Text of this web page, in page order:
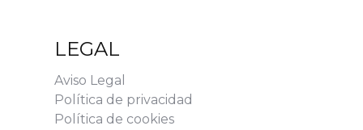
LEGAL
Aviso Legal
Política de privacidad
Política de cookies